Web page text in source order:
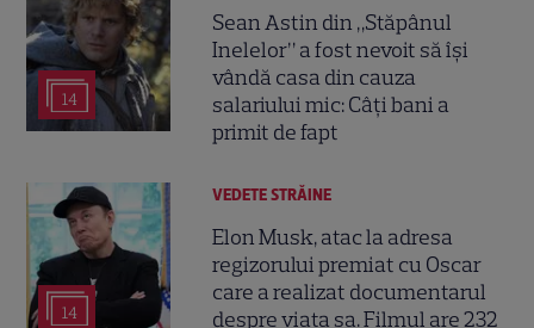
14
Sean Astin din „Stăpânul
Inelelor” a fost nevoit să își
vândă casa din cauza
salariului mic: Câți bani a
primit de fapt
14
VEDETE STRĂINE
Elon Musk, atac la adresa
regizorului premiat cu Oscar
care a realizat documentarul
despre viața sa. Filmul are 232